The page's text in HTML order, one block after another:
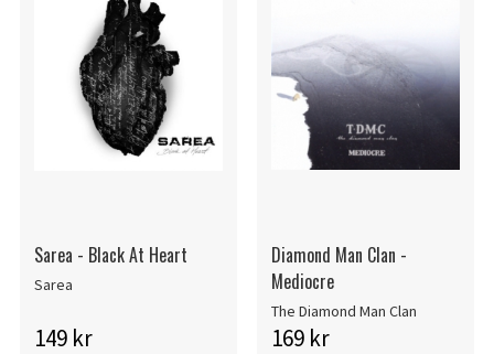
Sarea - Black At Heart
Sarea
149 kr
Diamond Man Clan -
Mediocre
The Diamond Man Clan
169 kr